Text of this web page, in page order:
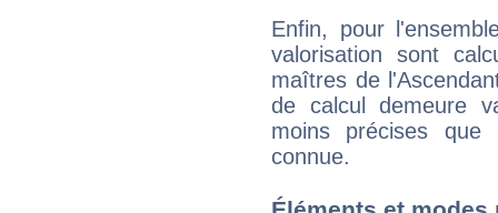
Enfin, pour
valorisation sont
maîtres de
de calcul demeure
moins précises que
connue.